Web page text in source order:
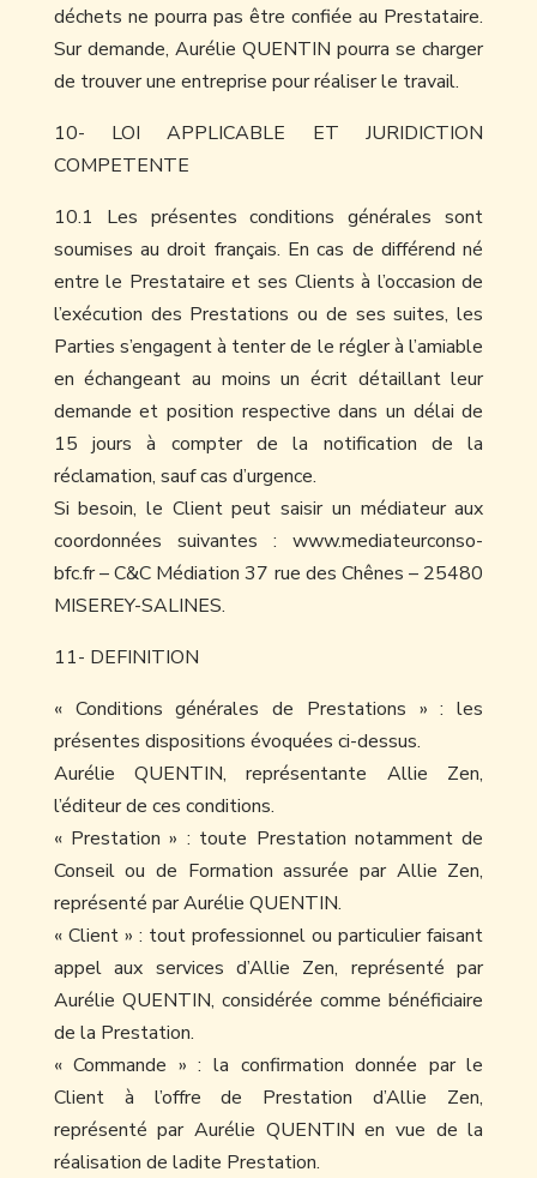
déchets ne pourra pas être confiée au Prestataire.
Sur demande, Aurélie QUENTIN pourra se charger
de trouver une entreprise pour réaliser le travail.
10- LOI APPLICABLE ET JURIDICTION
COMPETENTE
10.1 Les présentes conditions générales sont
soumises au droit français. En cas de différend né
entre le Prestataire et ses Clients à l’occasion de
l’exécution des Prestations ou de ses suites, les
Parties s’engagent à tenter de le régler à l’amiable
en échangeant au moins un écrit détaillant leur
demande et position respective dans un délai de
15 jours à compter de la notification de la
réclamation, sauf cas d’urgence.
Si besoin, le Client peut saisir un médiateur aux
coordonnées suivantes : www.mediateurconso-
bfc.fr – C&C Médiation 37 rue des Chênes – 25480
MISEREY-SALINES.
11- DEFINITION
« Conditions générales de Prestations » : les
présentes dispositions évoquées ci-dessus.
Aurélie QUENTIN, représentante Allie Zen,
l’éditeur de ces conditions.
« Prestation » : toute Prestation notamment de
Conseil ou de Formation assurée par Allie Zen,
représenté par Aurélie QUENTIN.
« Client » : tout professionnel ou particulier faisant
appel aux services d’Allie Zen, représenté par
Aurélie QUENTIN, considérée comme bénéficiaire
de la Prestation.
« Commande » : la confirmation donnée par le
Client à l’offre de Prestation d’Allie Zen,
représenté par Aurélie QUENTIN en vue de la
réalisation de ladite Prestation.